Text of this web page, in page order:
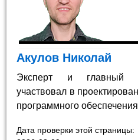
Акулов Николай
Эксперт и главный
участвовал в
программного
Дата проверки этой страницы: